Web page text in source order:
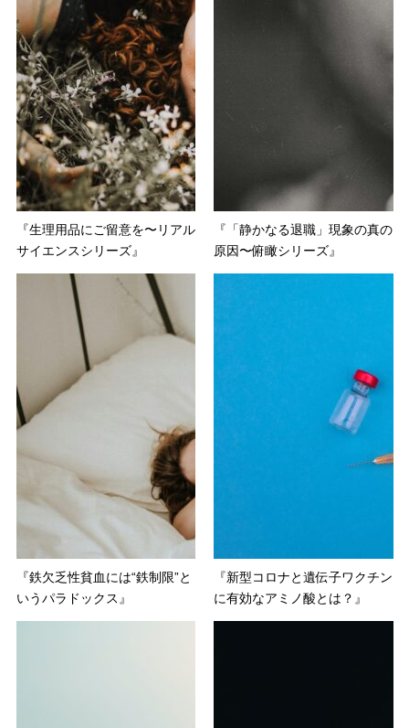
『生理用品にご留意を〜リアル
サイエンスシリーズ』
『「静かなる退職」現象の真の
原因〜俯瞰シリーズ』
『鉄欠乏性貧血には“鉄制限”と
いうパラドックス』
『新型コロナと遺伝子ワクチン
に有効なアミノ酸とは？』